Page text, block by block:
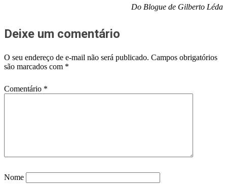
Do Blogue de Gilberto Léda
Deixe um comentário
O seu endereço de e-mail não será publicado. Campos obrigatórios
são marcados com *
Comentário *
Nome